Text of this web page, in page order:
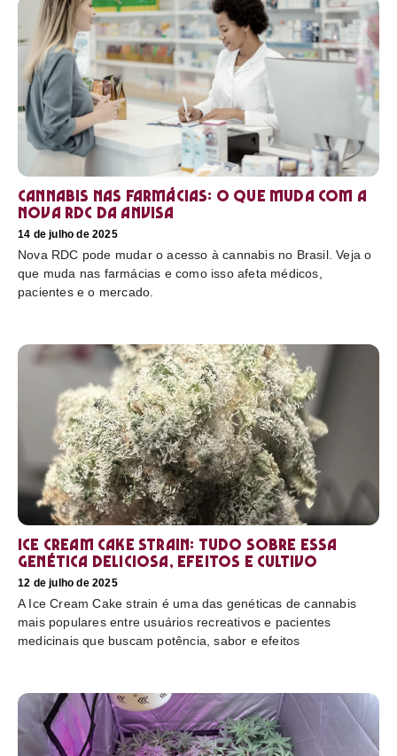
Cannabis nas farmácias: o que muda com a
nova RDC da Anvisa
14 de julho de 2025
Nova RDC pode mudar o acesso à cannabis no Brasil. Veja o
que muda nas farmácias e como isso afeta médicos,
pacientes e o mercado.
Ice Cream Cake Strain: tudo sobre essa
genética deliciosa, efeitos e cultivo
12 de julho de 2025
A Ice Cream Cake strain é uma das genéticas de cannabis
mais populares entre usuários recreativos e pacientes
medicinais que buscam potência, sabor e efeitos